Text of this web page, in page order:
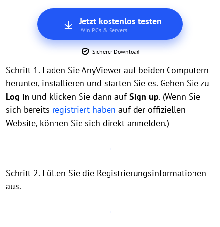
Jetzt kostenlos testen
Win PCs & Servers
Sicherer Download
Schritt 1. Laden Sie AnyViewer auf beiden Computern
herunter, installieren und starten Sie es. Gehen Sie zu
Log in und klicken Sie dann aufSign up. (Wenn Sie
sich bereits registriert haben auf der offiziellen
Website, können Sie sich direkt anmelden.)
Schritt 2. Füllen Sie die Registrierungsinformationen
aus.